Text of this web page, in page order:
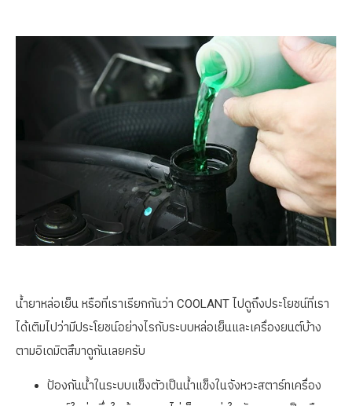
น้ำยาหล่อเย็น หรือที่เราเรียกกันว่า COOLANT ไปดูถึงประโยชน์ที่เรา
ได้เติมไปว่ามีประโยชน์อย่างไรกับระบบหล่อเย็นและเครื่องยนต์บ้าง
ตามอิเดมิตสึมาดูกันเลยครับ
ป้องกันน้ำในระบบแข็งตัวเป็นน้ำแข็งในจังหวะสตาร์ทเครื่อง